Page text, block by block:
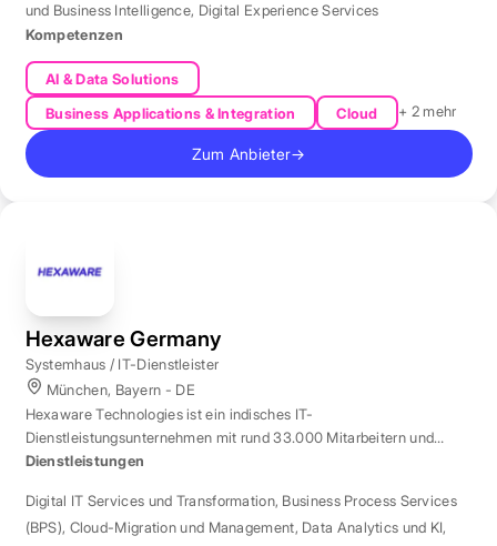
und Business Intelligence, Digital Experience Services
Kompetenzen
AI & Data Solutions
Business Applications & Integration
Cloud + 2 mehr
Zum Anbieter→
Hexaware Germany
Systemhaus / IT-Dienstleister
München, Bayern - DE
Hexaware Technologies ist ein indisches IT-
Dienstleistungsunternehmen mit rund 33.000 Mitarbeitern und
Standort München für Automatisierung und KI.
Dienstleistungen
Digital IT Services und Transformation, Business Process Services
(BPS), Cloud-Migration und Management, Data Analytics und KI,